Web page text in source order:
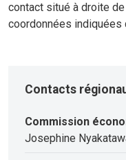
contact situé à droite
coordonnées indiquées
Contacts
Commission
Josephine